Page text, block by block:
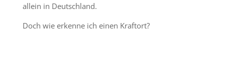
allein in Deutschland.
Doch wie erkenne ich einen Kraftort?